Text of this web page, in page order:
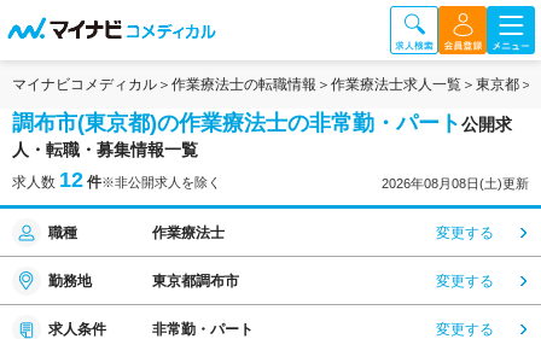
マイナビコメディカル 作業療法士の転職情報 作業療法士求人一覧 東京都
調布市(東京都)の作業療法士の非常勤・パート公開求
人・転職・募集情報一覧
求人数 12 件※非公開求人を除く 2026年08月08日(土)更新
職種 作業療法士 変更する
勤務地 東京都調布市 変更する
求人条件 非常勤・パート 変更する